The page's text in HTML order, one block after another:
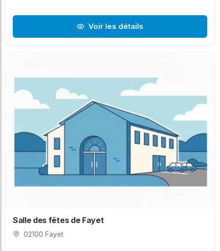
Voir les détails
Salle des fêtes de Fayet
02100 Fayet